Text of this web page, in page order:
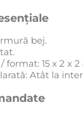
bej.
format: 15 x 2 x 2
Atât la